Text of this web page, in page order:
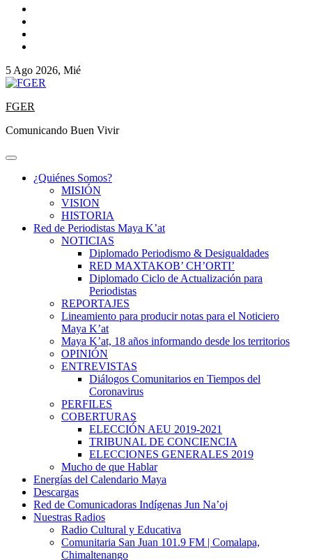
5 Ago 2026, Mié
FGER
Comunicando Buen Vivir
¿Quiénes Somos?
MISIÓN
VISION
HISTORIA
Red de Periodistas Maya K’at
NOTICIAS
Diplomado Periodismo & Desigualdades
RED MAXTAKOB’ CH’ORTI’
Diplomado Ciclo de Actualización para
Periodistas
REPORTAJES
Lineamiento para producir notas para el Noticiero
Maya K’at
Maya K’at, 18 años informando desde los territorios
OPINIÓN
ENTREVISTAS
Diálogos Comunitarios en Tiempos del
Coronavirus
PERFILES
COBERTURAS
ELECCIÓN AEU 2019-2021
TRIBUNAL DE CONCIENCIA
ELECCIONES GENERALES 2019
Mucho de que Hablar
Energías del Calendario Maya
Descargas
Red de Comunicadoras Indígenas Jun Na’oj
Nuestras Radios
Radio Cultural y Educativa
Comunitaria San Juan 101.9 FM | Comalapa,
Chimaltenango